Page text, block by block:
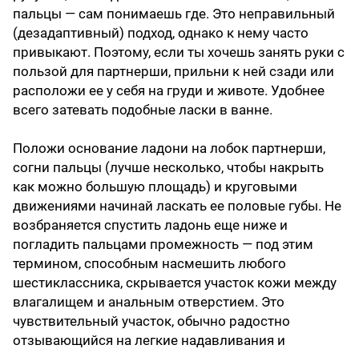
пальцы — сам понимаешь где. Это неправильный
(дезадаптивный) подход, однако к нему часто
привыкают. Поэтому, если ты хочешь занять руки с
пользой для партнерши, прильни к ней сзади или
расположи ее у себя на груди и животе. Удобнее
всего затевать подобные ласки в ванне.
Положи основание ладони на лобок парт­нерши,
согни пальцы (лучше несколько, чтобы накрыть
как можно большую площадь) и круговыми
движениями начинай ласкать ее половые губы. Не
возбраняется спустить ладонь еще ниже и
погладить пальцами промежность — под этим
термином, способным насмешить любого
шестиклассника, скрывается участок кожи между
влагалищем и анальным отверстием. Это
чувствительный участок, обычно радостно
отзывающийся на легкие надавливания и